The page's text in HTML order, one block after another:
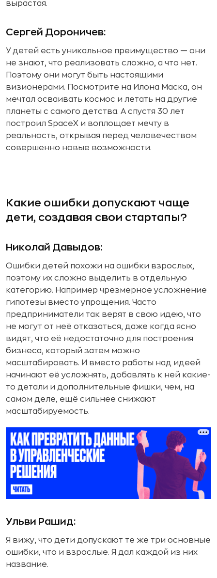
вырастая.
Сергей Дороничев:
У детей есть уникальное преимущество — они
не знают, что реализовать сложно, а что нет.
Поэтому они могут быть настоящими
визионерами. Посмотрите на Илона Маска, он
мечтал осваивать космос и летать на другие
планеты с самого детства. А спустя 30 лет
построил SpaceX и воплощает мечту в
реальность, открывая перед человечеством
совершенно новые возможности.
Какие ошибки допускают чаще
дети, создавая свои стартапы?
Николай Давыдов:
Ошибки детей похожи на ошибки взрослых,
поэтому их сложно выделить в отдельную
категорию. Например чрезмерное усложнение
гипотезы вместо упрощения. Часто
предприниматели так верят в свою идею, что
не могут от неё отказаться, даже когда ясно
видят, что её недостаточно для построения
бизнеса, который затем можно
масштабировать. И вместо работы над идеей
начинают её усложнять, добавлять к ней какие-
то детали и дополнительные фишки, чем, на
самом деле, ещё сильнее снижают
масштабируемость.
Ульви Рашид:
Я вижу, что дети допускают те же три основные
ошибки, что и взрослые. Я дал каждой из них
название.